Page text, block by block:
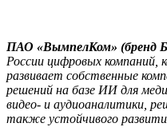
ПАО «ВымпелКом» (бренд
России цифровых компаний,
развивает собственные
решений на базе ИИ для
видео- и аудиоаналитики,
также устойчивого